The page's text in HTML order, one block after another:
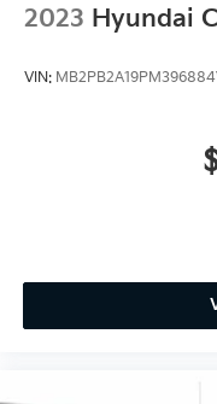
2023 Hyundai
VIN: MB2PB2A19PM396884